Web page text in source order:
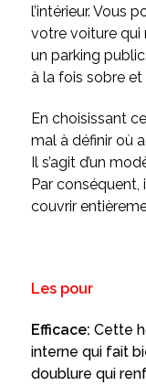
l’intérieur. Vous
votre voiture qui
un parking
à la fois sobre et
En choisissant
mal à définir où
Il s’agit d’un
Par conséquent,
couvrir
Les pour
Efficace: Cette
interne qui fait
doublure qui